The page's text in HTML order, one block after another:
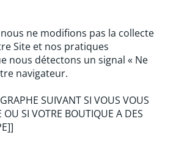
ne modifions pas la collecte
Site et nos pratiques
nous détectons un signal « Ne
navigateur.
SUIVANT SI VOUS VOUS
OU SI VOTRE BOUTIQUE A DES